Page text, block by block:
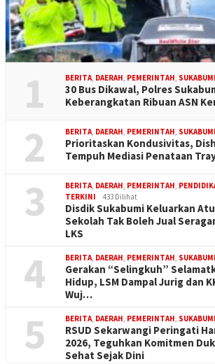
1 BERITA, DAERAH, PEMERINTAH,
30 Bus Dikawal, Polres
Keberangkatan Ribuan ASN
2 BERITA, DAERAH, PEMERINTAH,
Prioritaskan Kondusivitas,
Tempuh Mediasi Penataan
3 BERITA, DAERAH, PEMERINTAH,
TERKINI
433 Dilihat
Disdik Sukabumi Keluarkan
Sekolah Tak Boleh Jual
LKS
4 BERITA, DAERAH, PEMERINTAH,
Gerakan “Selingkuh”
Hidup, LSM Dampal Jurig dan
Wuj…
5 BERITA, DAERAH, PEMERINTAH,
RSUD Sekarwangi Peringati
2026, Teguhkan Komitmen
Sehat Sejak Dini